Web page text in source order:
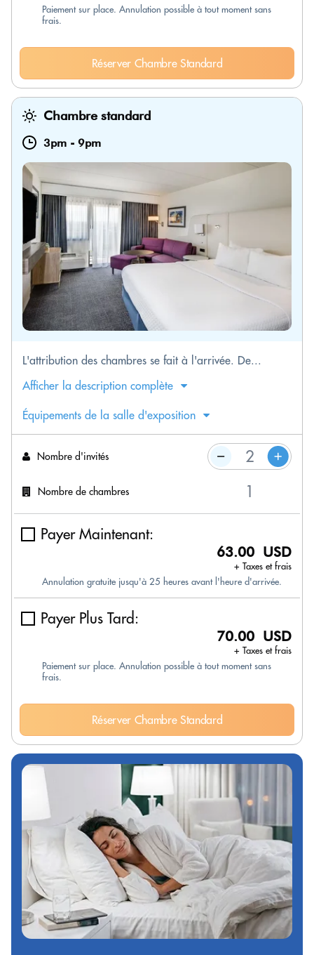
Paiement sur place. Annulation possible à tout moment sans
frais.
Réserver Chambre Standard
Chambre standard
3pm - 9pm
L'attribution des chambres se fait à l'arrivée. De...
Afficher la description complète
Équipements de la salle d'exposition
Nombre d'invités
Nombre de chambres
Payer Maintenant:
63.00 USD
+ Taxes et frais
Annulation gratuite jusqu'à 25 heures avant l'heure d'arrivée.
Payer Plus Tard:
70.00 USD
+ Taxes et frais
Paiement sur place. Annulation possible à tout moment sans
frais.
Réserver Chambre Standard